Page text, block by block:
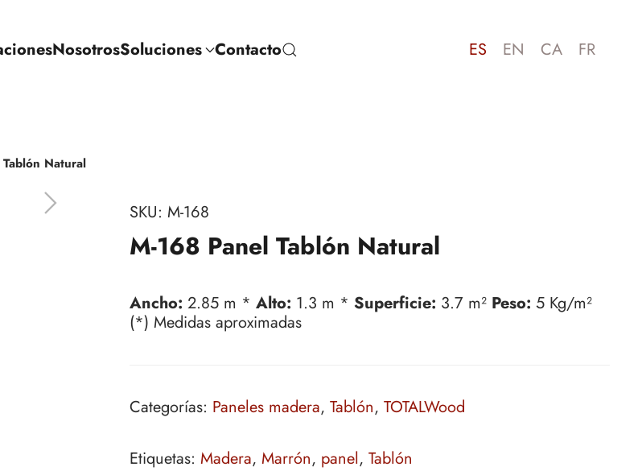
NosotrosSoluciones Contacto ES EN CA FR
Natural
SKU: M-168
M-168 Panel Tablón Natural
Ancho: 2.85 m * Alto: 1.3 m * Superficie: 3.7 m² Peso: 5 Kg/m²
(*) Medidas aproximadas
Categorías: Paneles madera, Tablón, TOTALWood
Etiquetas: Madera, Marrón, panel, Tablón